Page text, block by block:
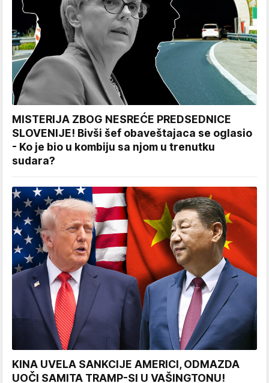
MISTERIJA ZBOG NESREĆE PREDSEDNICE
SLOVENIJE! Bivši šef obaveštajaca se oglasio
- Ko je bio u kombiju sa njom u trenutku
sudara?
KINA UVELA SANKCIJE AMERICI, ODMAZDA
UOČI SAMITA TRAMP-SI U VAŠINGTONU!